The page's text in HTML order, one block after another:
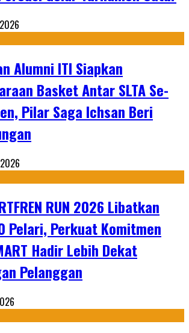
Alumni ITI Siapkan
Basket Antar SLTA Se-
Pilar Saga Ichsan Beri
RUN 2026 Libatkan
Pelari, Perkuat Komitmen
Hadir Lebih Dekat
Pelanggan